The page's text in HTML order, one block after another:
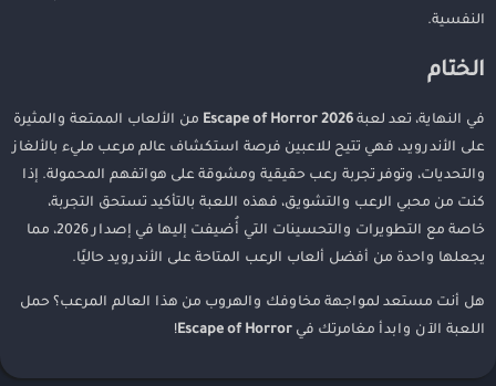
النفسية.
الختام
في النهاية، تعد لعبة Escape of Horror 2026 من الألعاب الممتعة والمثيرة
على الأندرويد، فهي تتيح للاعبين فرصة استكشاف عالم مرعب مليء بالألغاز
والتحديات، وتوفر تجربة رعب حقيقية ومشوقة على هواتفهم المحمولة. إذا
كنت من محبي الرعب والتشويق، فهذه اللعبة بالتأكيد تستحق التجربة،
خاصة مع التطويرات والتحسينات التي أُضيفت إليها في إصدار 2026، مما
يجعلها واحدة من أفضل ألعاب الرعب المتاحة على الأندرويد حاليًا.
هل أنت مستعد لمواجهة مخاوفك والهروب من هذا العالم المرعب؟ حمل
اللعبة الآن وابدأ مغامرتك في Escape of Horror
!